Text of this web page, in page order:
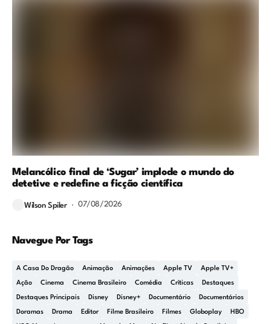
Melancólico final de ‘Sugar’ implode o mundo do
detetive e redefine a ficção científica
Wilson Spiler 07/08/2026
Navegue Por Tags
A Casa Do Dragão Animação Animações Apple TV Apple TV+
Ação Cinema Cinema Brasileiro Comédia Críticas Destaques
Destaques Principais Disney Disney+ Documentário Documentários
Doramas Drama Editor Filme Brasileiro Filmes Globoplay HBO